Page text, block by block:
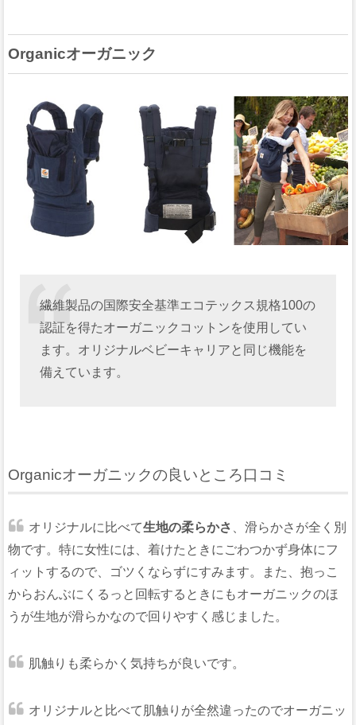
Organicオーガニック
繊維製品の国際安全基準エコテックス規格100の
認証を得たオーガニックコットンを使用してい
ます。オリジナルベビーキャリアと同じ機能を
備えています。
Organicオーガニックの良いところ口コミ
オリジナルに比べて生地の柔らかさ
、滑らかさが全く別
物です。特に女性には、着けたときにごわつかず身体にフ
ィットするので、ゴツくならずにすみます。また、抱っこ
からおんぶにくるっと回転するときにもオーガニックのほ
うが生地が滑らかなので回りやすく感じました。
肌触りも柔らかく気持ちが良いです。
オリジナルと比べて肌触りが全然違ったのでオーガニッ